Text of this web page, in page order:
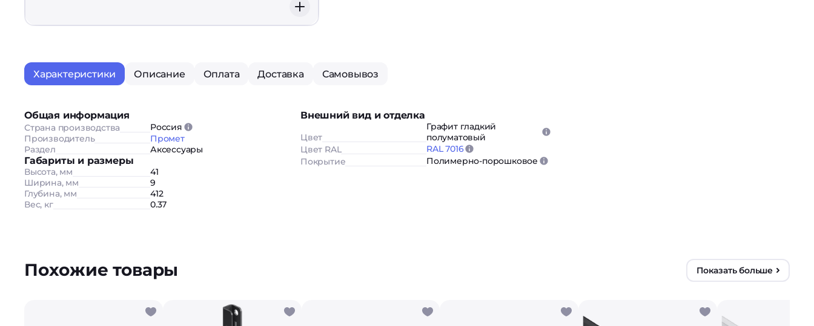
Характеристики Описание Оплата Доставка Самовывоз
Общая информация
Страна производства
Россия
Производитель
Промет
Раздел
Аксессуары
Габариты и размеры
Высота, мм
41
Ширина, мм
9
Глубина, мм
412
Вес, кг
0.37
Внешний вид и отделка
Цвет
Графит гладкий
полуматовый
Цвет RAL
RAL 7016
Покрытие
Полимерно-порошковое
Похожие товары Показать больше